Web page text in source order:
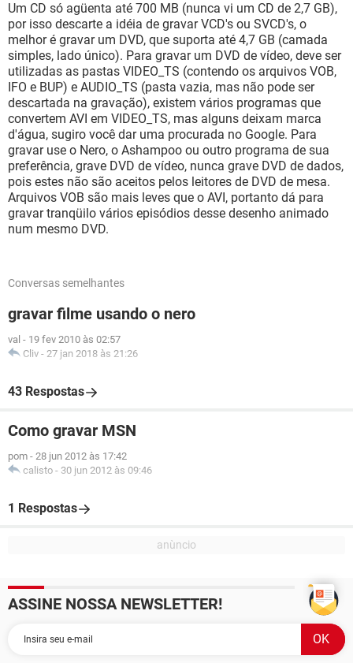
Um CD só agüenta até 700 MB (nunca vi um CD de 2,7 GB),
por isso descarte a idéia de gravar VCD's ou SVCD's, o
melhor é gravar um DVD, que suporta até 4,7 GB (camada
simples, lado único). Para gravar um DVD de vídeo, deve ser
utilizadas as pastas VIDEO_TS (contendo os arquivos VOB,
IFO e BUP) e AUDIO_TS (pasta vazia, mas não pode ser
descartada na gravação), existem vários programas que
convertem AVI em VIDEO_TS, mas alguns deixam marca
d'água, sugiro você dar uma procurada no Google. Para
gravar use o Nero, o Ashampoo ou outro programa de sua
preferência, grave DVD de vídeo, nunca grave DVD de dados,
pois estes não são aceitos pelos leitores de DVD de mesa.
Arquivos VOB são mais leves que o AVI, portanto dá para
gravar tranqüilo vários episódios desse desenho animado
num mesmo DVD.
Conversas semelhantes
gravar filme usando o nero
val - 19 fev 2010 às 02:57
Cliv - 27 jan 2018 às 21:26
43 Respostas
Como gravar MSN
pom - 28 jun 2012 às 17:42
calisto - 30 jun 2012 às 09:46
1 Respostas
ASSINE NOSSA NEWSLETTER!